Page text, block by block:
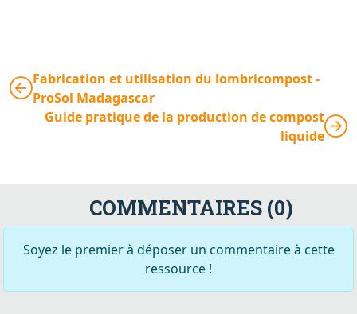
Fabrication et utilisation du lombricompost -
ProSol Madagascar
Guide pratique de la production de compost
liquide
COMMENTAIRES (0)
Soyez le premier à déposer un commentaire à cette
ressource !